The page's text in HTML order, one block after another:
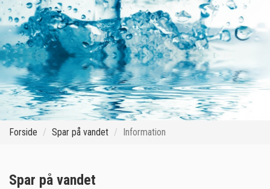
Forside Spar på vandet Information
Spar på vandet